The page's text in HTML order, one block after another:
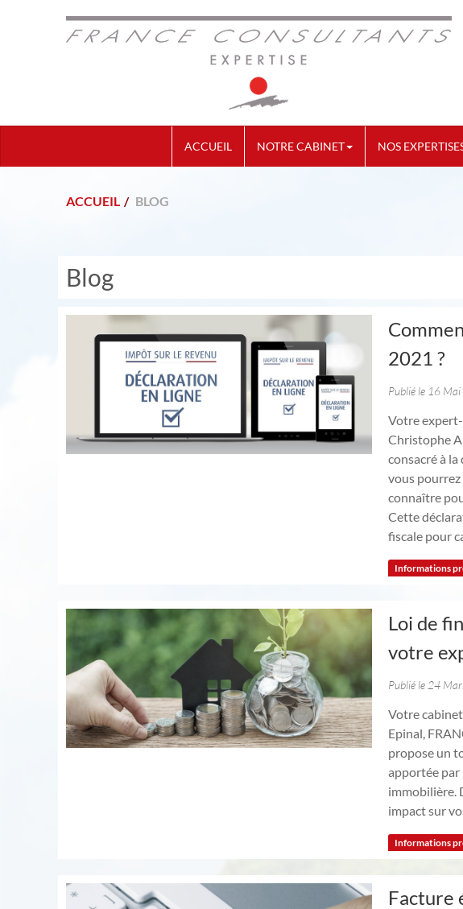
ACCUEIL NOTRE CABINET NOS
ACCUEIL BLOG
Blog
2021 ?
Publié le 16
Votre
Christophe
consacré à
vous pourrez
connaître
Cette
fiscale pour
Informations
Loi de
votre
Publié le 24
Votre
Epinal,
propose un
apportée par
immobilière.
impact sur
Informations
Facture